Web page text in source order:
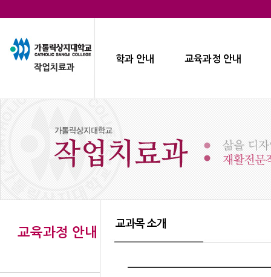
학과 안내 교육과정 안내
교육과정 안내
교과목 소개